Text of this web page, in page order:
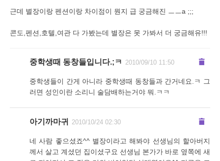
근데 별장이랑 펜션이랑 차이점이 뭔지 급 궁금해진 ㅡㅡa ;;;
콘도,펜션,호텔,여관 다 가봤는데 별장은 못 가봐서 더 궁금해유!!!
중학생때 동창들입니다.;ㅋ 2010/09/10 11:50
중학생들이 간게 아니라 중학생때 동창들과 간거네요.ㅋ 그
러면 성인이란 소리니 술담배하는거야 뭐.ㅋㅋ
아기까마귀 2010/10/24 02:30
네 사람 좋으셨죠^^ 별장이라고 해봐야 선생님의 할아버지
께서 살고 계셨던 집이셨구요 선생님 본가가 바로 옆쪽에 새